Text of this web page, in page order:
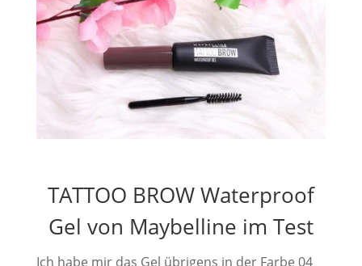
TATTOO BROW Waterproof
Gel von Maybelline im Test
Ich habe mir das Gel übrigens in der Farbe 04